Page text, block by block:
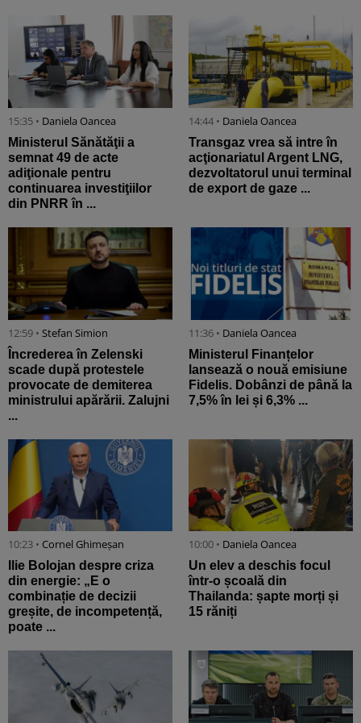
15:35 • Daniela Oancea
Ministerul Sănătăţii a
semnat 49 de acte
adiţionale pentru
continuarea investiţiilor
din PNRR în ...
14:44 • Daniela Oancea
Transgaz vrea să intre în
acţionariatul Argent LNG,
dezvoltatorul unui terminal
de export de gaze ...
12:59 • Stefan Simion
Încrederea în Zelenski
scade după protestele
provocate de demiterea
ministrului apărării. Zalujni
...
11:36 • Daniela Oancea
Ministerul Finanțelor
lansează o nouă emisiune
Fidelis. Dobânzi de până la
7,5% în lei și 6,3% ...
10:23 • Cornel Ghimeșan
Ilie Bolojan despre criza
din energie: „E o
combinație de decizii
greșite, de incompetență,
poate ...
10:00 • Daniela Oancea
Un elev a deschis focul
într-o școală din
Thailanda: șapte morți și
15 răniți